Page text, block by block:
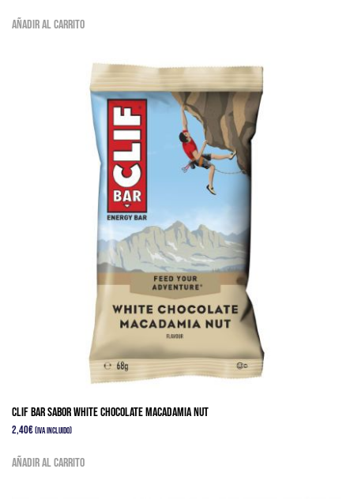
Añadir al carrito
Clif bar sabor white chocolate Macadamia nut
2,40€(IVA Incluido)
Añadir al carrito